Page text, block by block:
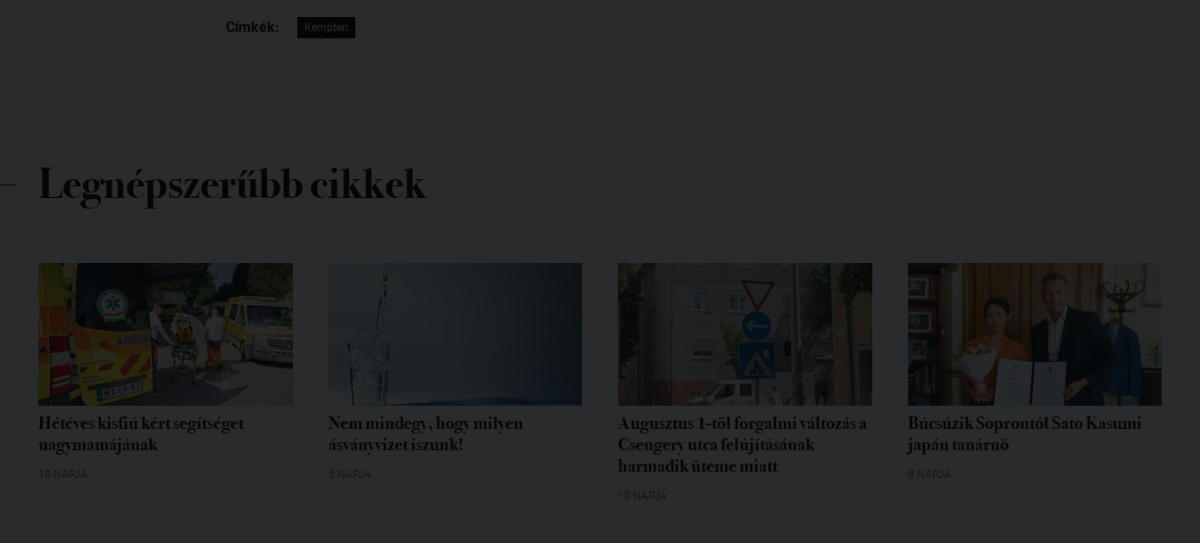
Címkék: Kempten
Legnépszerűbb cikkek
Hétéves kisfiú kért segítséget
nagymamájának
10 NAPJA
Nem mindegy, hogy milyen
ásványvizet iszunk!
5 NAPJA
Augusztus 1-től forgalmi változás a
Csengery utca felújításának
harmadik üteme miatt
10 NAPJA
Búcsúzik Soprontól Sato Kasumi
japán tanárnő
8 NAPJA